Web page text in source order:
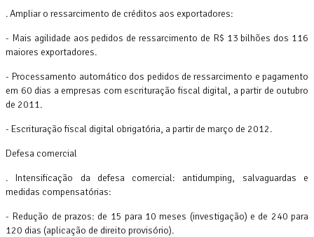
. Ampliar o ressarcimento de créditos aos exportadores:
- Mais agilidade aos pedidos de ressarcimento de R$ 13 bilhões dos 116
maiores exportadores.
- Processamento automático dos pedidos de ressarcimento e pagamento
em 60 dias a empresas com escrituração fiscal digital, a partir de outubro
de 2011.
- Escrituração fiscal digital obrigatória, a partir de março de 2012.
Defesa comercial
. Intensificação da defesa comercial: antidumping, salvaguardas e
medidas compensatórias:
- Redução de prazos: de 15 para 10 meses (investigação) e de 240 para
120 dias (aplicação de direito provisório).